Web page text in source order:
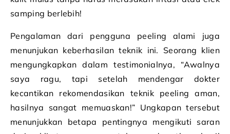
samping berlebih!
Pengalaman dari pengguna peeling alami juga
menunjukan keberhasilan teknik ini. Seorang klien
mengungkapkan dalam testimonialnya, “Awalnya
saya ragu, tapi setelah mendengar dokter
kecantikan rekomendasikan teknik peeling aman,
hasilnya sangat memuaskan!” Ungkapan tersebut
menunjukkan betapa pentingnya mengikuti saran